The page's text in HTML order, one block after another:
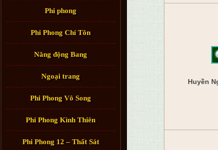
Phi phong
Phi Phong Chí Tôn
Năng động Bang
Ngoại trang
Phi Phong Vô Song
Phi Phong Kình Thiên
Phi Phong 12 – Thất Sát
Huyền